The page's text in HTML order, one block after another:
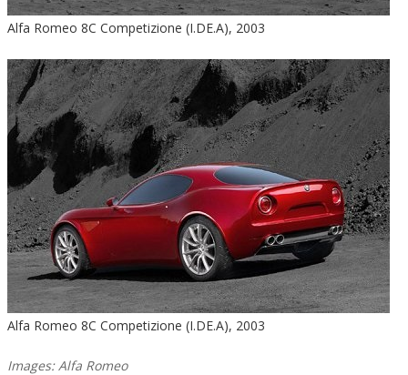
Alfa Romeo 8C Competizione (I.DE.A), 2003
Alfa Romeo 8C Competizione (I.DE.A), 2003
Images: Alfa Romeo